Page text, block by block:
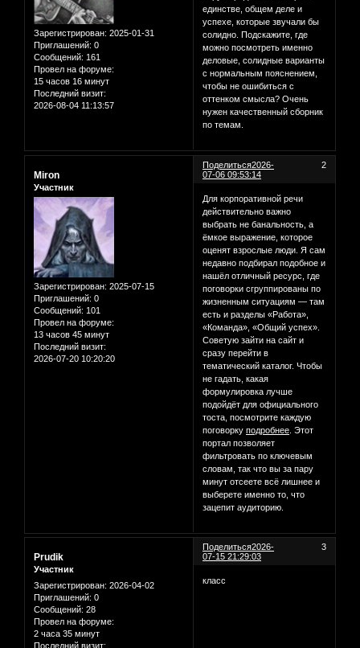
Зарегистрирован: 2025-01-31
Приглашений: 0
Сообщений: 161
Провел на форуме:
15 часов 16 минут
Последний визит:
2026-08-04 11:13:57
единстве, общем деле и
успехе, которые звучали бы
солидно. Подскажите, где
можно посмотреть именно
деловые, солидные варианты
с нормальным пояснением,
чтобы не ошибиться с
оттенком смысла? Очень
нужен качественный сборник
по темам.
Поделиться 2
2026-
07-06 09:53:14
Miron
Участник
Зарегистрирован: 2025-07-15
Приглашений: 0
Сообщений: 101
Провел на форуме:
13 часов 45 минут
Последний визит:
2026-07-20 10:20:20
Для корпоративной речи
действительно важно
выбрать не банальность, а
ёмкое выражение, которое
оценят взрослые люди. Я сам
недавно подбирал подобное и
нашёл отличный ресурс, где
поговорки сгруппированы по
жизненным ситуациям — там
есть и разделы «Работа»,
«Команда», «Общий успех».
Советую зайти на сайт и
сразу перейти в
тематический каталог. Чтобы
не гадать, какая
формулировка лучше
подойдёт для официального
тоста, посмотрите каждую
поговоркуподробнее . Этот
портал позволяет
фильтровать по ключевым
словам, так что вы за пару
минут отсеете всё лишнее и
выберете именно то, что
зацепит аудиторию.
Поделиться 3
2026-
07-15 21:29:03
Prudik
Участник
Зарегистрирован: 2026-04-02
Приглашений: 0
Сообщений: 28
Провел на форуме:
2 часа 35 минут
Последний визит:
класс